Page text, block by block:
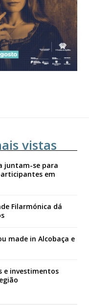
vistas
juntam-se para
em
Filarmónica dá
made in Alcobaça e
e investimentos